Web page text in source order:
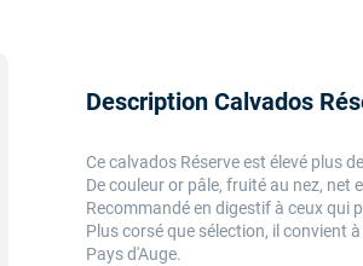
Description Calvados
Ce calvados Réserve est élevé plus
De couleur or pâle, fruité au nez, net
Recommandé en digestif à ceux qui
Plus corsé que sélection, il convient
Pays d'Auge.